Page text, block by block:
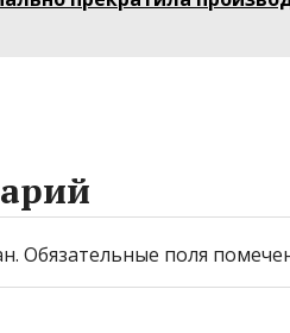
весельной лодке
Обязательные поля